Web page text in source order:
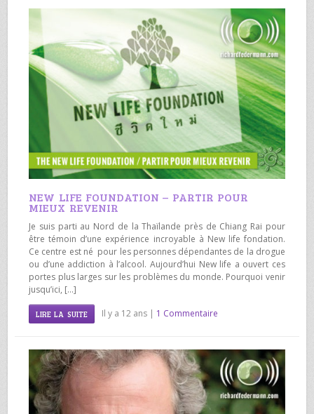
NEW LIFE FOUNDATION – PARTIR POUR
MIEUX REVENIR
Je suis parti au Nord de la Thaïlande près de Chiang Rai pour
être témoin d’une expérience incroyable à New life fondation.
Ce centre est né pour les personnes dépendantes de la drogue
ou d’une addiction à l’alcool. Aujourd’hui New life a ouvert ces
portes plus larges sur les problèmes du monde. Pourquoi venir
jusqu’ici, […]
LIRE LA SUITE Il y a 12 ans | 1 Commentaire